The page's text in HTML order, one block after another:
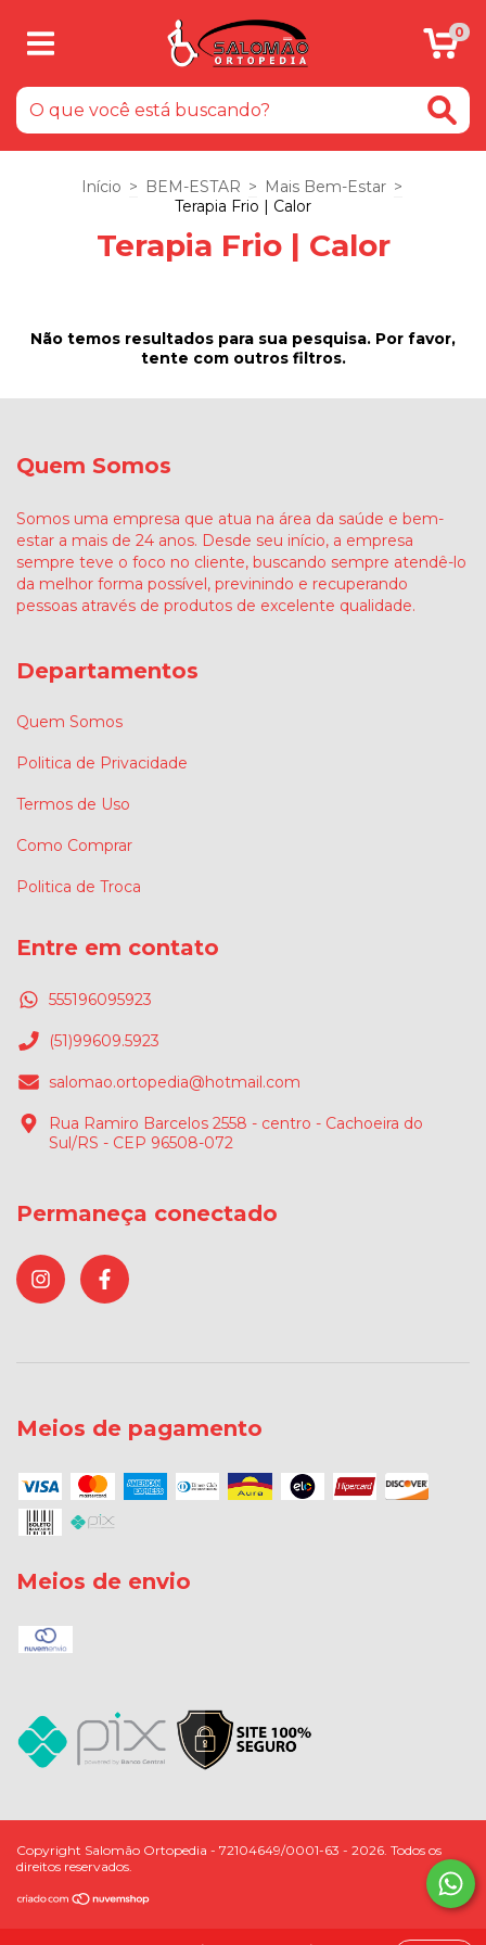
0
Início > BEM-ESTAR > Mais Bem-Estar >
Terapia Frio | Calor
Terapia Frio | Calor
Não temos resultados para sua pesquisa. Por favor,
tente com outros filtros.
Quem Somos
Somos uma empresa que atua na área da saúde e bem-
estar a mais de 24 anos. Desde seu início, a empresa
sempre teve o foco no cliente, buscando sempre atendê-lo
da melhor forma possível, previnindo e recuperando
pessoas através de produtos de excelente qualidade.
Departamentos
Quem Somos
Politica de Privacidade
Termos de Uso
Como Comprar
Politica de Troca
Entre em contato
555196095923
(51)99609.5923
salomao.ortopedia@hotmail.com
Rua Ramiro Barcelos 2558 - centro - Cachoeira do
Sul/RS - CEP 96508-072
Permaneça conectado
Meios de pagamento
Meios de envio
Copyright Salomão Ortopedia - 72104649/0001-63 - 2026. Todos os
direitos reservados.